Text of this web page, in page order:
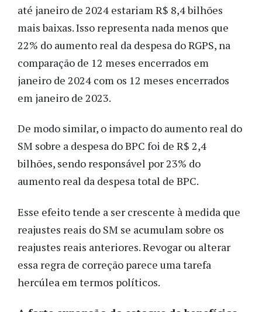
até janeiro de 2024 estariam R$ 8,4 bilhões
mais baixas. Isso representa nada menos que
22% do aumento real da despesa do RGPS, na
comparação de 12 meses encerrados em
janeiro de 2024 com os 12 meses encerrados
em janeiro de 2023.
De modo similar, o impacto do aumento real do
SM sobre a despesa do BPC foi de R$ 2,4
bilhões, sendo responsável por 23% do
aumento real da despesa total de BPC.
Esse efeito tende a ser crescente à medida que
reajustes reais do SM se acumulam sobre os
reajustes reais anteriores. Revogar ou alterar
essa regra de correção parece uma tarefa
hercúlea em termos políticos.